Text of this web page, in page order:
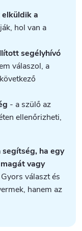
elküldik a
hol van a
segélyhívó
válaszol, a
- a szülő az
ellenőrizheti,
segítség, ha egy
vagy
választ és
hanem az